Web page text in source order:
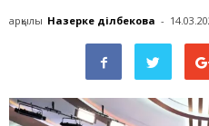
арқылы Назерке Әділбекова -